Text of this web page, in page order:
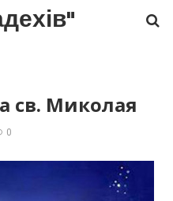
св. Миколая
0